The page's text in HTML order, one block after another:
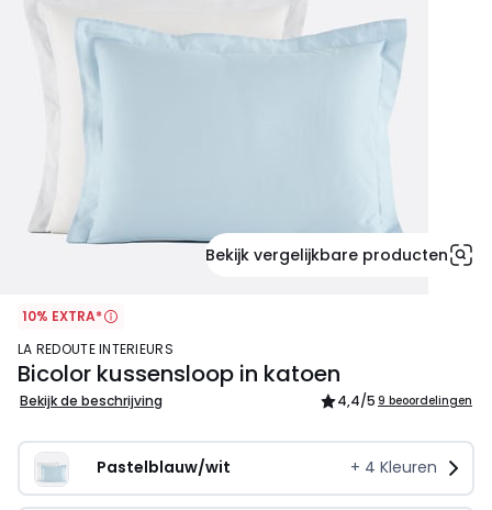
Bekijk vergelijkbare producten
10% EXTRA*
LA REDOUTE INTERIEURS
Bicolor kussensloop in katoen
Bekijk de beschrijving 4,4/5 9 beoordelingen
Pastelblauw/wit + 4 Kleuren